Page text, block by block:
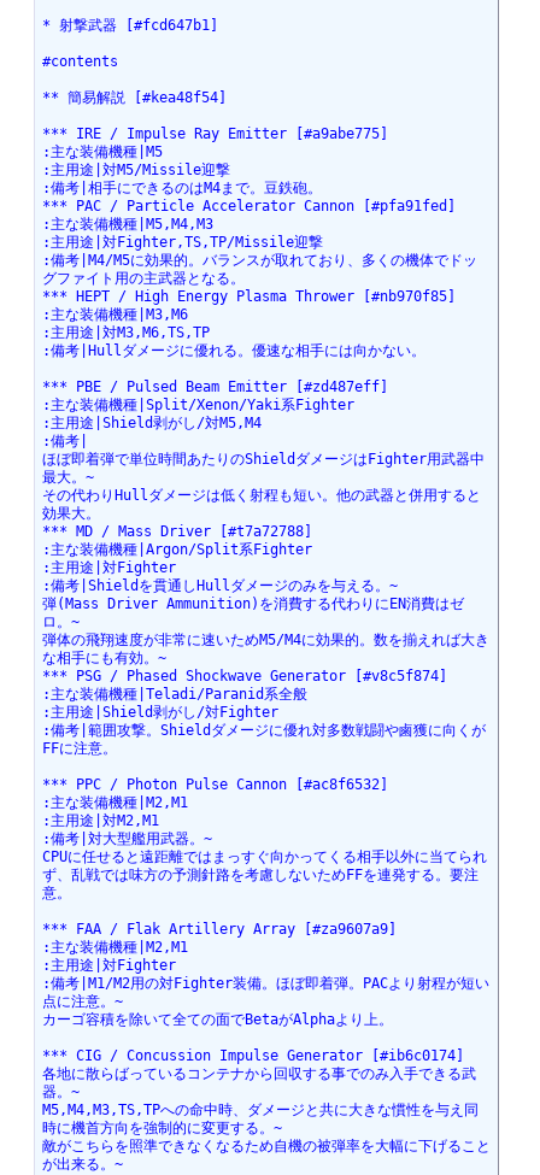
* 射撃武器 [#fcd647b1]
#contents
** 簡易解説 [#kea48f54]
*** IRE / Impulse Ray Emitter [#a9abe775]
:主な装備機種|M5
:主用途|対M5/Missile迎撃
:備考|相手にできるのはM4まで。豆鉄砲。
*** PAC / Particle Accelerator Cannon [#pfa91fed]
:主な装備機種|M5,M4,M3
:主用途|対Fighter,TS,TP/Missile迎撃
:備考|M4/M5に効果的。バランスが取れており、多くの機体でドッ
グファイト用の主武器となる。
*** HEPT / High Energy Plasma Thrower [#nb970f85]
:主な装備機種|M3,M6
:主用途|対M3,M6,TS,TP
:備考|Hullダメージに優れる。優速な相手には向かない。
*** PBE / Pulsed Beam Emitter [#zd487eff]
:主な装備機種|Split/Xenon/Yaki系Fighter
:主用途|Shield剥がし/対M5,M4
:備考|
ほぼ即着弾で単位時間あたりのShieldダメージはFighter用武器中
最大。~
その代わりHullダメージは低く射程も短い。他の武器と併用すると
効果大。
*** MD / Mass Driver [#t7a72788]
:主な装備機種|Argon/Split系Fighter
:主用途|対Fighter
:備考|Shieldを貫通しHullダメージのみを与える。~
弾(Mass Driver Ammunition)を消費する代わりにEN消費はゼ
ロ。~
弾体の飛翔速度が非常に速いためM5/M4に効果的。数を揃えれば大き
な相手にも有効。~
*** PSG / Phased Shockwave Generator [#v8c5f874]
:主な装備機種|Teladi/Paranid系全般
:主用途|Shield剥がし/対Fighter
:備考|範囲攻撃。Shieldダメージに優れ対多数戦闘や鹵獲に向くが
FFに注意。
*** PPC / Photon Pulse Cannon [#ac8f6532]
:主な装備機種|M2,M1
:主用途|対M2,M1
:備考|対大型艦用武器。~
CPUに任せると遠距離ではまっすぐ向かってくる相手以外に当てられ
ず、乱戦では味方の予測針路を考慮しないためFFを連発する。要注
意。
*** FAA / Flak Artillery Array [#za9607a9]
:主な装備機種|M2,M1
:主用途|対Fighter
:備考|M1/M2用の対Fighter装備。ほぼ即着弾。PACより射程が短い
点に注意。~
カーゴ容積を除いて全ての面でBetaがAlphaより上。
*** CIG / Concussion Impulse Generator [#ib6c0174]
各地に散らばっているコンテナから回収する事でのみ入手できる武
器。~
M5,M4,M3,TS,TPへの命中時、ダメージと共に大きな慣性を与え同
時に機首方向を強制的に変更する。~
敵がこちらを照準できなくなるため自機の被弾率を大幅に下げること
が出来る。~